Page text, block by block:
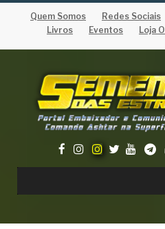
Quem Somos Redes Sociais
Livros
Eventos Loja